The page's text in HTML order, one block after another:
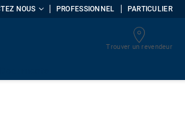
NOUS PROFESSIONNEL PARTICULIER
Trouver un revendeur